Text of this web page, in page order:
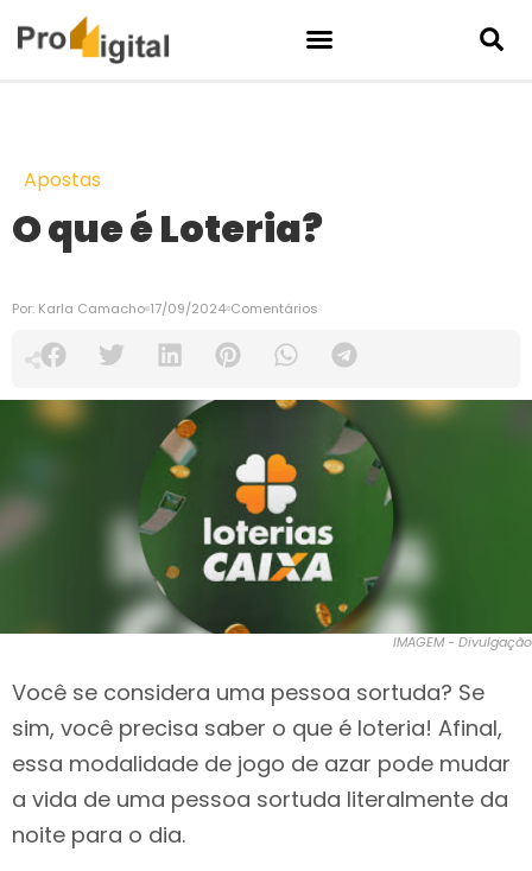
Apostas
O que é Loteria?
Por: Karla Camacho 17/09/2024 Comentários
IMAGEM - Divulgação
Você se considera uma pessoa sortuda? Se
sim, você precisa saber o que é loteria! Afinal,
essa modalidade de jogo de azar pode mudar
a vida de uma pessoa sortuda literalmente da
noite para o dia.